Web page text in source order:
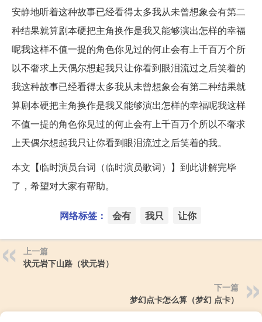
安静地听着这种故事已经看得太多我从未曾想象会有第二
种结果就算剧本硬把主角换作是我又能够演出怎样的幸福
呢我这样不值一提的角色你见过的何止会有上千百万个所
以不奢求上天偶尔想起我只让你看到眼泪流过之后笑着的
我这种故事已经看得太多我从未曾想象会有第二种结果就
算剧本硬把主角换作是我又能够演出怎样的幸福呢我这样
不值一提的角色你见过的何止会有上千百万个所以不奢求
上天偶尔想起我只让你看到眼泪流过之后笑着的我。
本文【临时演员台词（临时演员歌词）】到此讲解完毕
了，希望对大家有帮助。
网络标签： 会有 我只 让你
上一篇
状元岩下山路（状元岩）
下一篇
梦幻点卡怎么算（梦幻 点卡）